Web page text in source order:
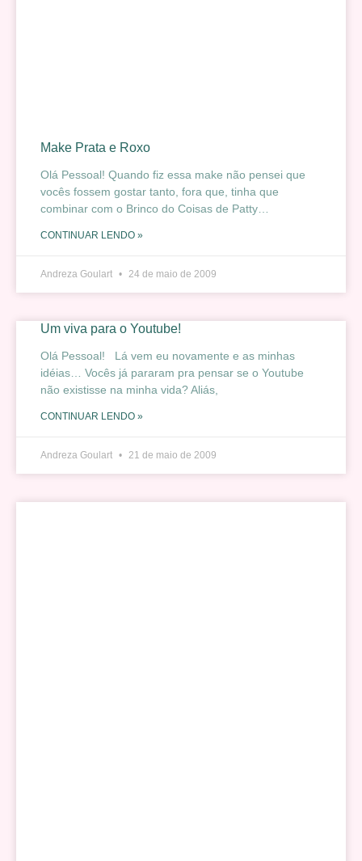
Make Prata e Roxo
Olá Pessoal! Quando fiz essa make não pensei que
vocês fossem gostar tanto, fora que, tinha que
combinar com o Brinco do Coisas de Patty…
CONTINUAR LENDO »
Andreza Goulart 24 de maio de 2009
Um viva para o Youtube!
Olá Pessoal! Lá vem eu novamente e as minhas
idéias… Vocês já pararam pra pensar se o Youtube
não existisse na minha vida? Aliás,
CONTINUAR LENDO »
Andreza Goulart 21 de maio de 2009